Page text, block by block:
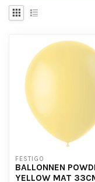
FESTIGO
BALLONNEN
YELLOW MAT